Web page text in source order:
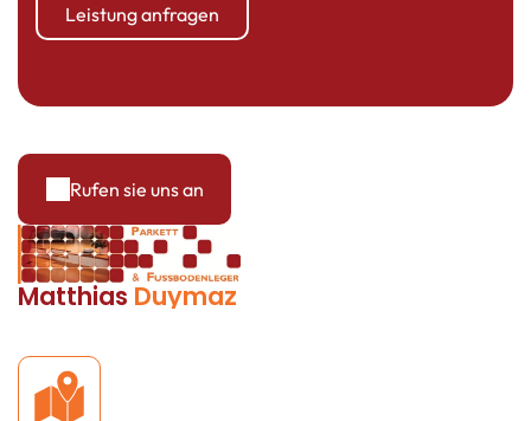
Leistung anfragen
Rufen sie uns an
Matthias Duymaz